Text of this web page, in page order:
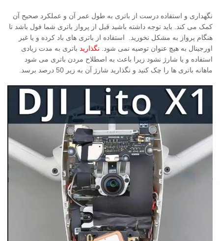
نگهداری و استفاده درست از باتری به طول عمر آن و عملکرد صحیح آن
کمک می کند. باید توجه داشته باشید قبل از پرواز باتری شما فول باشد تا
هنگام پرواز به مشکل نخورید. استفاده از باتری های باد کرده و یا غیر
اورجینال به هیچ عنوان توصیه نمی شود. نگذارید باتری به مدت زیادی
استفاده و یا شارژ نشود زیرا باعث به اصطلاح مردن باتری می شود
ماهانه باتری ها را چک کنید و نگذارید شارژ آن به زیر 50 درصد برسد.